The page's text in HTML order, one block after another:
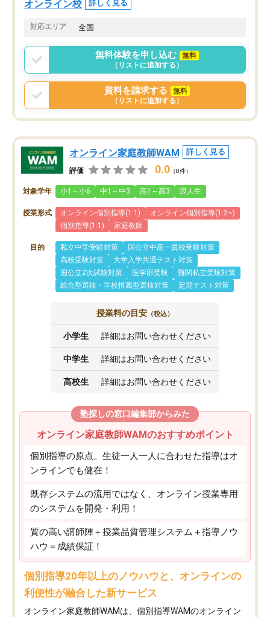
オンライン校 詳しく見る
対応エリア 全国
無料体験を申し込む
無料
（リストに追加する）
資料を請求する
無料
（リストに追加する）
オンライン家庭教師WAM 詳しく見る
評価 0.0 （0件）
対象学年 小1～小6 中1～中3 高1～高3 浪人生
授業形式 オンライン個別指導(1:1)
オンライン個別指導(1:2~)
個別指導(1:1)
家庭教師
目的 私立中学受験対策
国公立中高一貫校受験対策
高校受験対策
大学入学共通テスト対策
国公立2次試験対策
医学部受験
難関私立受験対策
総合型選抜・学校推薦型選抜対策
定期テスト対策
授業料の目安 （税込）
小学生 詳細はお問い合わせください
中学生 詳細はお問い合わせください
高校生 詳細はお問い合わせください
塾探しの窓口編集部からみた
オンライン家庭教師WAMのおすすめポイント
個別指導の原点。生徒一人一人に合わせた指導はオ
ンラインでも健在！
既存システムの流用ではなく、オンライン授業専用
のシステムを開発・利用！
質の高い講師陣＋授業品質管理システム＋指導ノウ
ハウ＝成績保証！
個別指導20年以上のノウハウと、オンラインの
利便性が融合した新サービス
オンライン家庭教師WAMは、個別指導WAMのオンライン